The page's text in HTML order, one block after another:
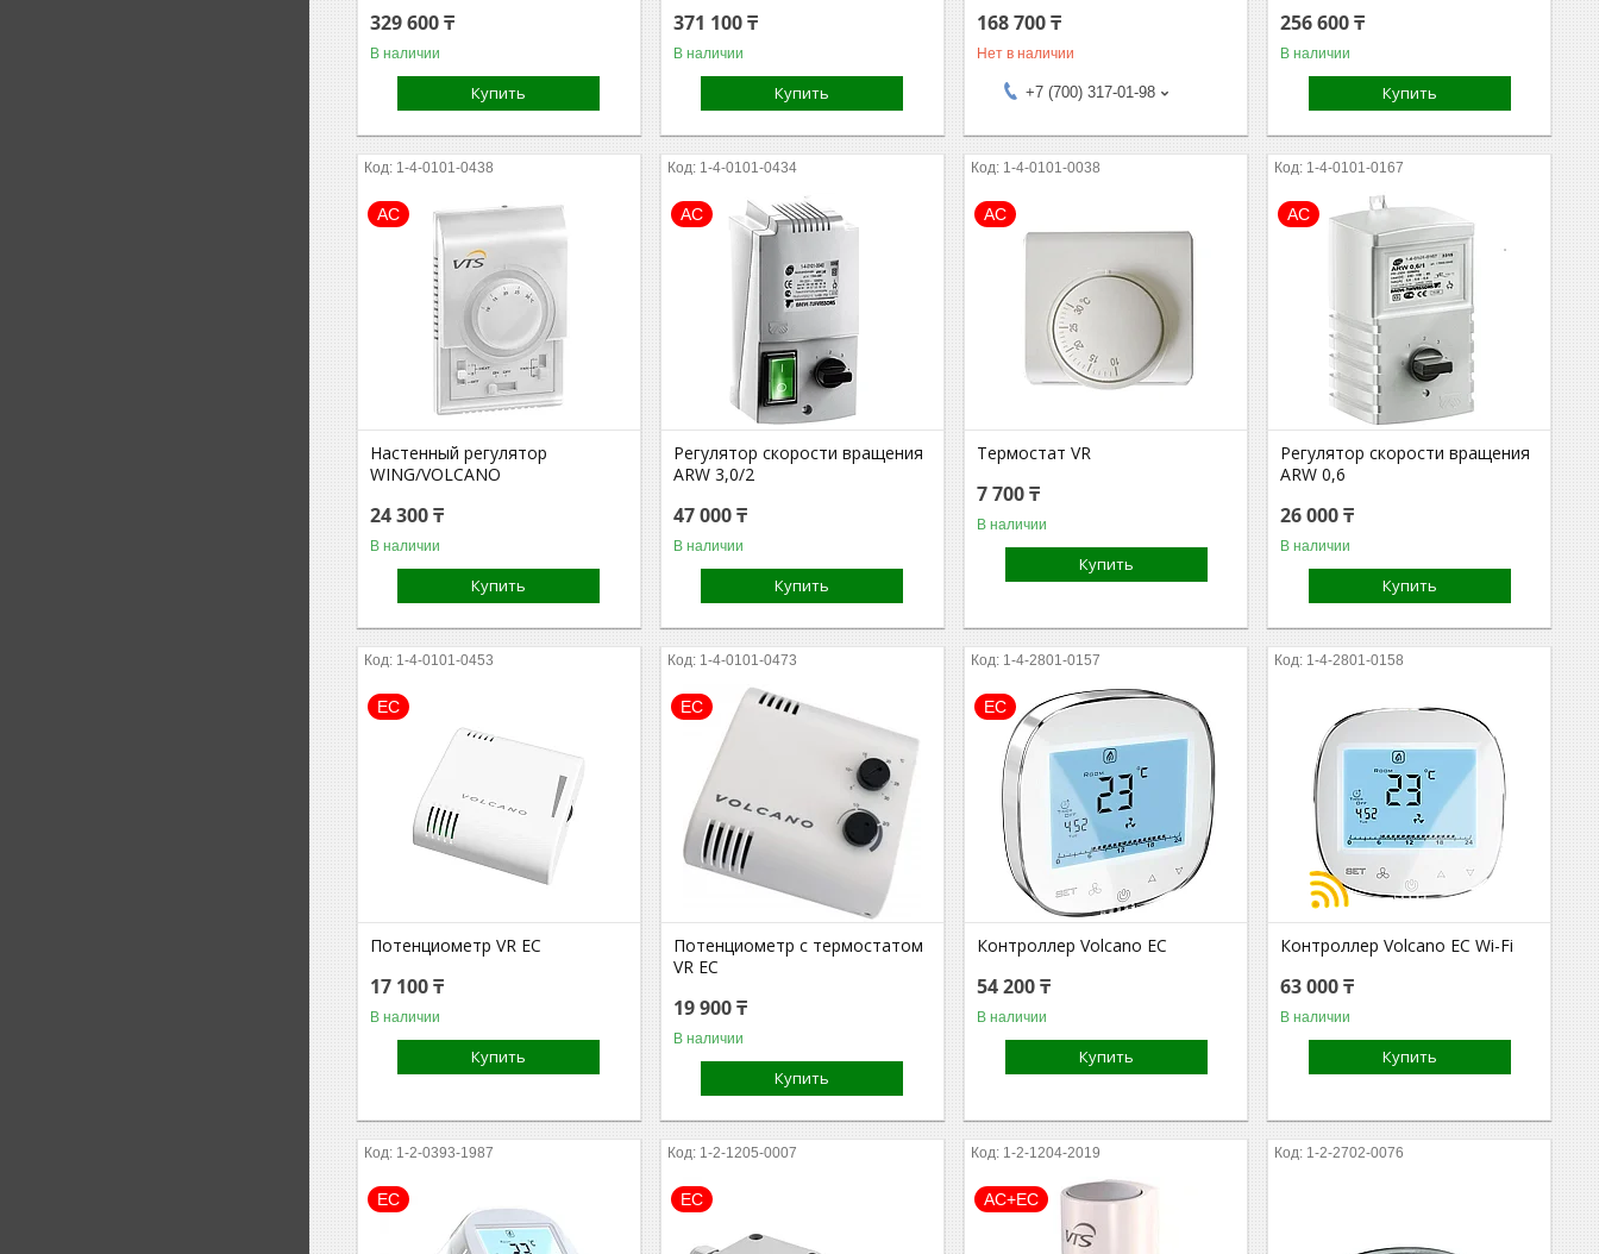
329 600 ₸
В наличии
Купить
371 100 ₸
В наличии
Купить
168 700 ₸
Нет в наличии
+7 (700) 317-01-98
256 600 ₸
В наличии
Купить
1-4-0101-0438
АС
Настенный регулятор
WING/VOLCANO
24 300 ₸
В наличии
Купить
1-4-0101-0434
АС
Регулятор скорости вращения
ARW 3,0/2
47 000 ₸
В наличии
Купить
1-4-0101-0038
АС
Термостат VR
7 700 ₸
В наличии
Купить
1-4-0101-0167
АС
Регулятор скорости вращения
ARW 0,6
26 000 ₸
В наличии
Купить
1-4-0101-0453
ЕС
Потенциометр VR EC
17 100 ₸
В наличии
Купить
1-4-0101-0473
EC
Потенциометр с термостатом
VR EC
19 900 ₸
В наличии
Купить
1-4-2801-0157
EC
Контроллер Volcano EC
54 200 ₸
В наличии
Купить
1-4-2801-0158
Контроллер Volcano EC Wi-Fi
63 000 ₸
В наличии
Купить
1-2-0393-1987
ЕС
1-2-1205-0007
EC
1-2-1204-2019
АС+ЕС
1-2-2702-0076